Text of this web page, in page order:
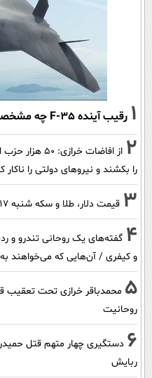
1 رقیب آینده F-35 چه مشخصاتی دارد؟
2
از افاضات
را بکشند و نیرو‌های دولتی را ناکار
3 قیمت دلار، طلا و سکه شنبه ۱۷ مرداد ۱۴۰۵ (+جدول قیمت)
4
و کیفری / آن‌هایی که می‌خواهند به ۲۵۰ هزار نفر بپیوندند بدانند ...
5 محمدباقر خرازی تحت تعقیب
روحانیت
6 دستگیری چهار متهم قتل
ربایش